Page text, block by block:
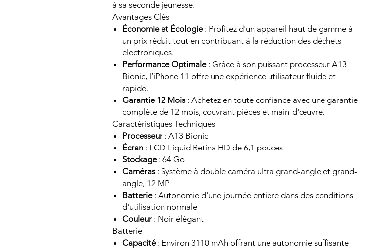
à sa seconde jeunesse.
Avantages Clés
Économie et Écologie: Profitez d'un appareil haut de gamme à
un prix réduit tout en contribuant à la réduction des déchets
électroniques.
Performance Optimale: Grâce à son puissant processeur A13
Bionic, l’iPhone 11 offre une expérience utilisateur fluide et
rapide.
Garantie 12 Mois: Achetez en toute confiance avec une garantie
complète de 12 mois, couvrant pièces et main-d'œuvre.
Caractéristiques Techniques
Processeur : A13 Bionic
Écran : LCD Liquid Retina HD de 6,1 pouces
Stockage: 64 Go
Caméras: Système à double caméra ultra grand-angle et grand-
angle, 12 MP
Batterie: Autonomie d'une journée entière dans des conditions
d'utilisation normale
Couleur : Noir élégant
Batterie
Capacité: Environ 3110 mAh offrant une autonomie suffisante